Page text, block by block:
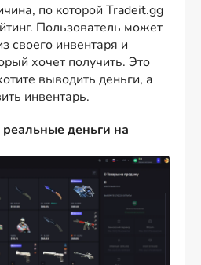
по которой Tradeit.gg
Пользователь может
своего инвентаря и
хочет получить. Это
выводить деньги, а
инвентарь.
деньги на